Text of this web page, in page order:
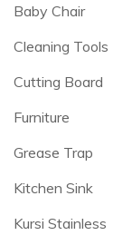
Baby Chair
Cleaning Tools
Cutting Board
Furniture
Grease Trap
Kitchen Sink
Kursi Stainless